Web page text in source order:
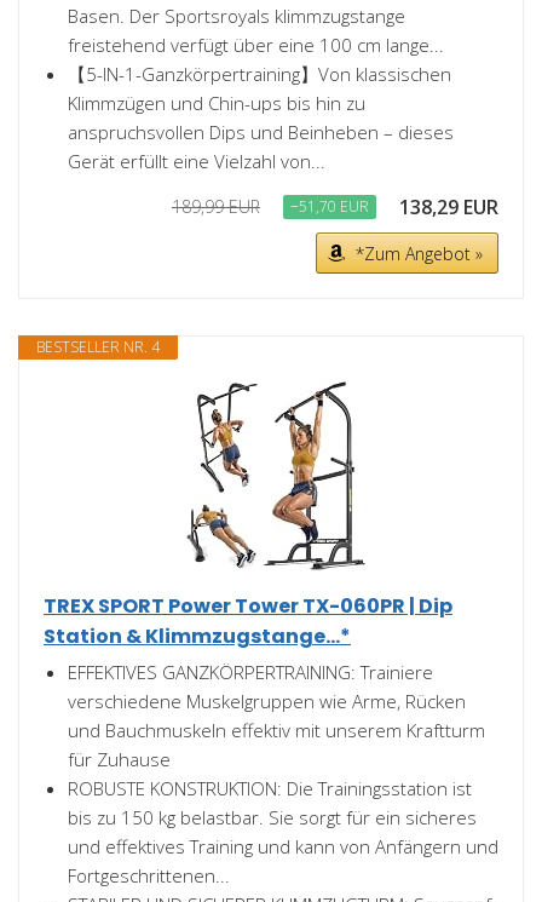
Basen. Der Sportsroyals klimmzugstange
freistehend verfügt über eine 100 cm lange...
【5-IN-1-Ganzkörpertraining】Von klassischen
Klimmzügen und Chin-ups bis hin zu
anspruchsvollen Dips und Beinheben – dieses
Gerät erfüllt eine Vielzahl von...
189,99 EUR −51,70 EUR 138,29 EUR
*Zum Angebot »
BESTSELLER NR. 4
TREX SPORT Power Tower TX-060PR | Dip
Station & Klimmzugstange...*
EFFEKTIVES GANZKÖRPERTRAINING: Trainiere
verschiedene Muskelgruppen wie Arme, Rücken
und Bauchmuskeln effektiv mit unserem Kraftturm
für Zuhause
ROBUSTE KONSTRUKTION: Die Trainingsstation ist
bis zu 150 kg belastbar. Sie sorgt für ein sicheres
und effektives Training und kann von Anfängern und
Fortgeschrittenen...